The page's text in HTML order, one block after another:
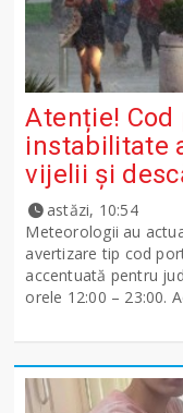
Atenție!
instabilitate
vijelii și
astăzi, 10:54
Meteorologii au
avertizare tip cod
accentuată pentru
orele 12:00 – 23:00.